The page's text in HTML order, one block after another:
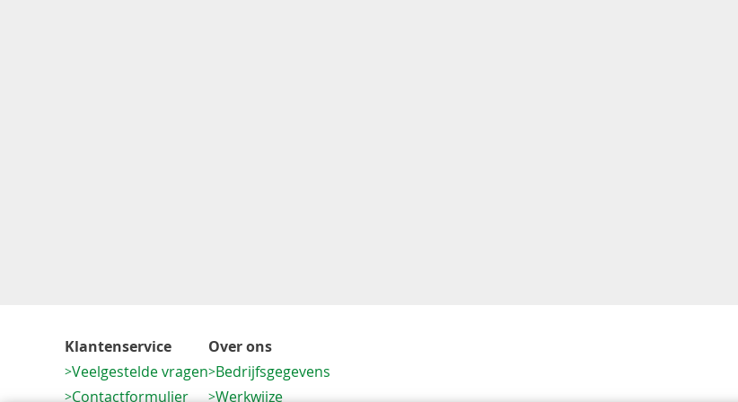
Klantenservice
Veelgestelde vragen
Contactformulier
Over ons
Bedrijfsgegevens
Werkwijze